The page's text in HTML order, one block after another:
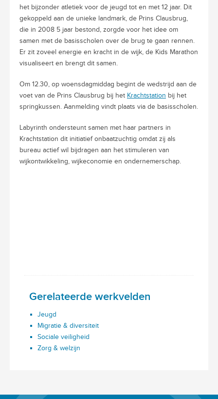
het bijzonder atletiek voor de jeugd tot en met 12 jaar. Dit
gekoppeld aan de unieke landmark, de Prins Clausbrug,
die in 2008 5 jaar bestond, zorgde voor het idee om
samen met de basisscholen over de brug te gaan rennen.
Er zit zoveel energie en kracht in de wijk, de Kids Marathon
visualiseert en brengt dit samen.
Om 12.30, op woensdagmiddag begint de wedstrijd aan de
voet van de Prins Clausbrug bij het Krachtstation bij het
springkussen. Aanmelding vindt plaats via de basisscholen.
Labyrinth ondersteunt samen met haar partners in
Krachtstation dit initiatief onbaatzuchtig omdat zij als
bureau actief wil bijdragen aan het stimuleren van
wijkontwikkeling, wijkeconomie en ondernemerschap.
Gerelateerde werkvelden
Jeugd
Migratie & diversiteit
Sociale veiligheid
Zorg & welzijn